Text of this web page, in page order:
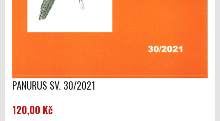
PANURUS SV. 30/2021
120,00 Kč